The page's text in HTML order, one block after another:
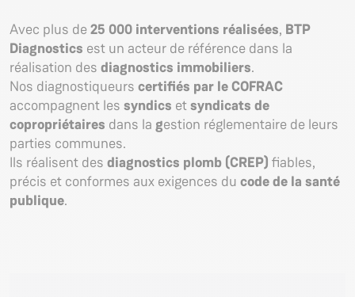
Avec plus de25 000 interventions réalisées, BTP
Diagnostics est un acteur de référence dans la
réalisation des diagnostics immobiliers.
Nos diagnostiqueurs certifiés par le COFRAC
accompagnent les syndics etsyndicats de
copropriétaires dans la gestion réglementaire de leurs
parties communes.
Ils réalisent des diagnostics plomb (CREP) fiables,
précis et conformes aux exigences du code de la santé
publique.